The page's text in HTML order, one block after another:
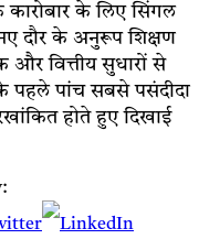
कारोबार के लिए सिंगल
नए दौर के अनुरूप शिक्षण
और वित्तीय सुधारों से
के पहले पांच सबसे पसंदीदा
होते हुए दिखाई